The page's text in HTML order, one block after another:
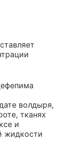
волдыря,
тканях
и
жидкости